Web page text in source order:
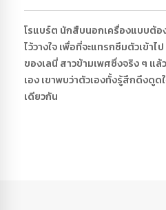
โรแบร์ต นักสืบนอกเครื่องแบบต้
ไว้วางใจ เพื่อที่จะแทรกซึมตัวเข้า
ของเลนี่ สาวข้ามเพศซึ่งจริง ๆ แ
เอง เขาพบว่าตัวเองทั้งรู้สึกดึงดูด
เดียวกัน